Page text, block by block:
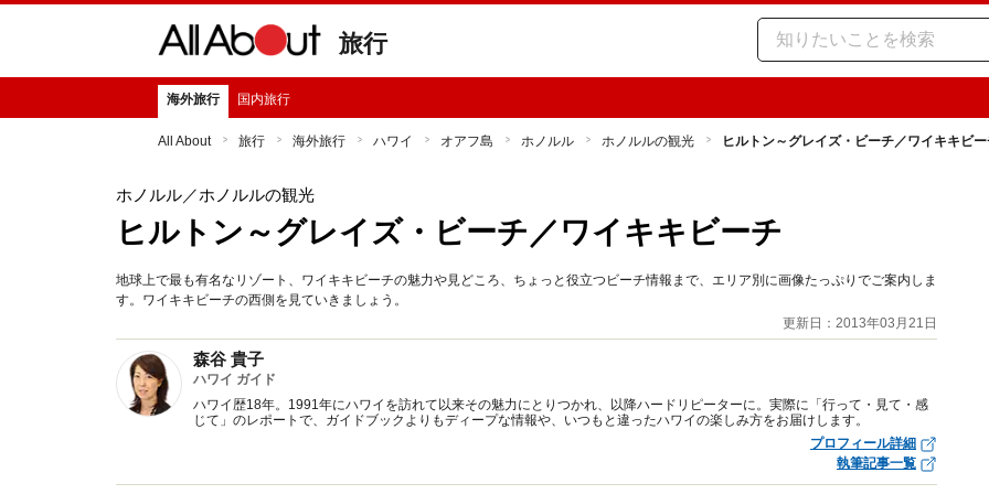
旅行
海外旅行 国内旅行
All About 旅行 海外旅行 ハワイ オアフ島 ホノルル ホノルルの観光 ヒルトン～グレイズ・ビーチ／ワイキキビ
ホノルル／ホノルルの観光
ヒルトン～グレイズ・ビーチ／ワイキキビーチ
地球上で最も有名なリゾート、ワイキキビーチの魅力や見どころ、ちょっと役立つビーチ情報まで、エリア別に画像たっぷりでご案内しま
す。ワイキキビーチの西側を見ていきましょう。
更新日：2013年03月21日
森谷 貴子
ハワイ ガイド
ハワイ歴18年。1991年にハワイを訪れて以来その魅力にとりつかれ、以降ハードリピーターに。実際に「行って・見て・感
じて」のレポートで、ガイドブックよりもディープな情報や、いつもと違ったハワイの楽しみ方をお届けします。
プロフィール詳細
執筆記事一覧